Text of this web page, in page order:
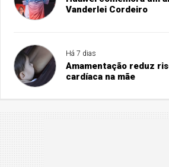
Vanderlei Cordeiro
Há 7 dias
Amamentação reduz
cardíaca na mãe